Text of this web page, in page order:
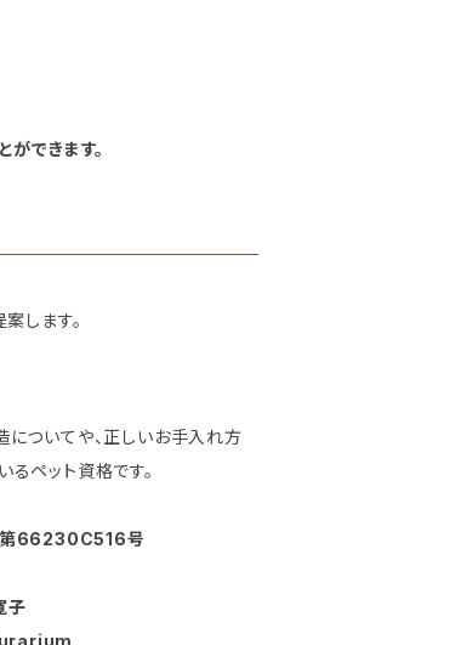
できます。
します。
についてや、正しいお手入れ方
ペット資格です。
第66230C516号
子